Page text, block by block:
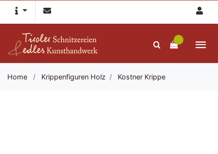
Home / Krippenfiguren Holz / Kostner Krippe